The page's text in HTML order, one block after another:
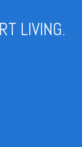
LIVING.